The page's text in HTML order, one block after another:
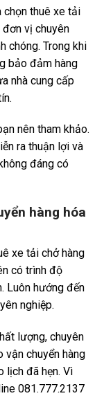
chọn thuê xe tải
đơn vị chuyên
chóng. Trong khi
bảo đảm hàng
nhà cung cấp
nên tham khảo.
ra thuận lợi và
đáng có
hàng hóa
xe tải chở hàng
có trình độ
Luôn hướng đến
nghiệp.
lượng, chuyên
chuyển hàng
lịch đã hẹn. Vì
081.777.2137